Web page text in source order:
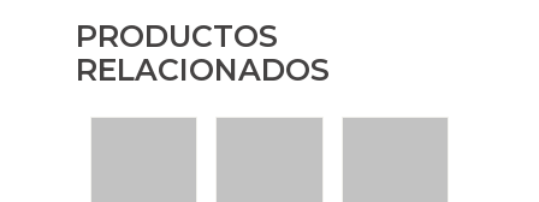
PRODUCTOS
RELACIONADOS